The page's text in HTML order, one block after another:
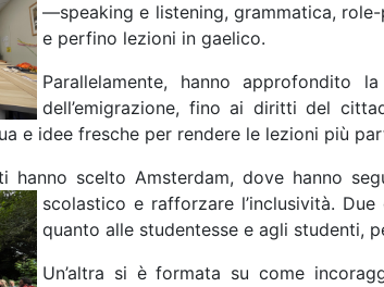
—speaking e listening, grammatica,
e perfino lezioni in gaelico.
Parallelamente, hanno approfondito
dell’emigrazione, fino ai diritti del
e idee fresche per rendere le lezioni più
hanno scelto Amsterdam, dove hanno
scolastico e rafforzare l’inclusività.
quanto alle studentesse e agli studenti,
Un’altra si è formata su come